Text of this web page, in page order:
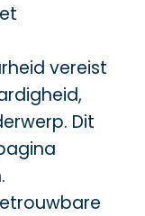
vereist
Dit